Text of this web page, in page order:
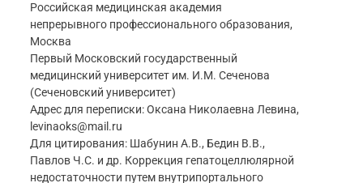
Российская медицинская академия
непрерывного профессионального образования,
Москва
Первый Московский государственный
медицинский университет им. И.М. Сеченова
(Сеченовский университет)
Адрес для переписки: Оксана Николаевна Левина,
levinaoks@mail.ru
Для цитирования: Шабунин А.В., Бедин В.В.,
Павлов Ч.С. и др. Коррекция гепатоцеллюлярной
недостаточности путем внутрипортального